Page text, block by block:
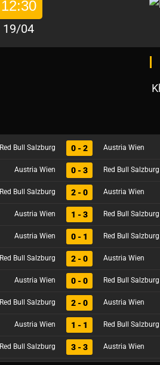
12:30
19/04
Red Bull Salzburg 0 - 2 Austria Wien
Austria Wien 0 - 3 Red Bull Salzburg
Red Bull Salzburg 2 - 0 Austria Wien
Austria Wien 1 - 3 Red Bull Salzburg
Austria Wien 0 - 1 Red Bull Salzburg
Red Bull Salzburg 2 - 0 Austria Wien
Austria Wien 0 - 0 Red Bull Salzburg
Red Bull Salzburg 2 - 0 Austria Wien
Austria Wien 1 - 1 Red Bull Salzburg
Red Bull Salzburg 3 - 3 Austria Wien